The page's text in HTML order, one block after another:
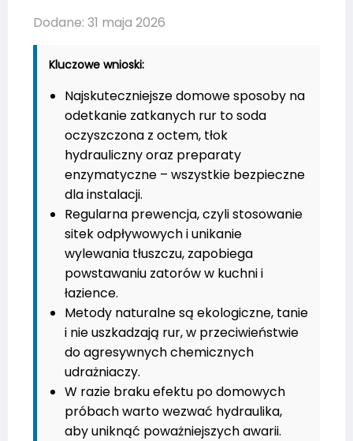
Dodane: 31 maja 2026
Kluczowe wnioski:
Najskuteczniejsze domowe sposoby na
odetkanie zatkanych rur to soda
oczyszczona z octem, tłok
hydrauliczny oraz preparaty
enzymatyczne – wszystkie bezpieczne
dla instalacji.
Regularna prewencja, czyli stosowanie
sitek odpływowych i unikanie
wylewania tłuszczu, zapobiega
powstawaniu zatorów w kuchni i
łazience.
Metody naturalne są ekologiczne, tanie
i nie uszkadzają rur, w przeciwieństwie
do agresywnych chemicznych
udrażniaczy.
W razie braku efektu po domowych
próbach warto wezwać hydraulika,
aby uniknąć poważniejszych awarii.